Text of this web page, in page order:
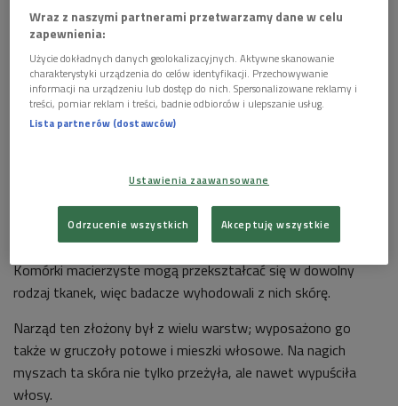
Foto: fot. Wikipedia
Najpierw pobrali komórki macierzyste z dziąseł zwierząt.
Komórki macierzyste mogą przekształcać się w dowolny
rodzaj tkanek, więc badacze wyhodowali z nich skórę.
Narząd ten złożony był z wielu warstw; wyposażono go
także w gruczoły potowe i mieszki włosowe. Na nagich
myszach ta skóra nie tylko przeżyła, ale nawet wypuściła
włosy.
Wraz z naszymi partnerami przetwarzamy dane w celu
zapewnienia:
Użycie dokładnych danych geolokalizacyjnych. Aktywne skanowanie
charakterystyki urządzenia do celów identyfikacji. Przechowywanie
informacji na urządzeniu lub dostęp do nich. Spersonalizowane reklamy i
treści, pomiar reklam i treści, badnie odbiorców i ulepszanie usług.
Lista partnerów (dostawców)
Ustawienia zaawansowane
Odrzucenie wszystkich Akceptuję wszystkie